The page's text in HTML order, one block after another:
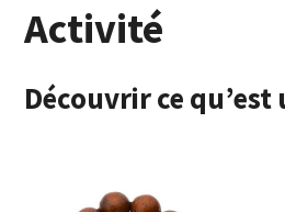
Activité
Découvrir ce